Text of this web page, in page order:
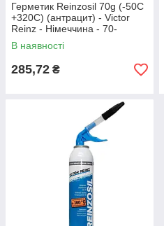
Герметик Reinzosil 70g (-50С
+320С) (антрацит) - Victor
Reinz - Німеччина - 70-
31414-10
В наявності
285,72 ₴